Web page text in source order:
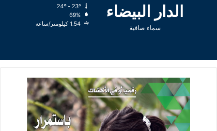
الدار البيضاء
سماء صافية
69%
1.54 كيلومتر/ساعة